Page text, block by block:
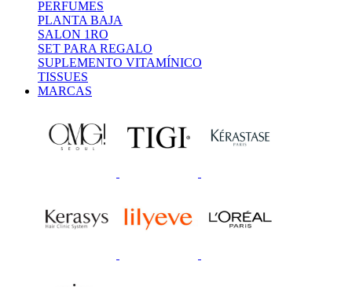
PERFUMES
PLANTA BAJA
SALON 1RO
SET PARA REGALO
SUPLEMENTO VITAMÍNICO
TISSUES
MARCAS